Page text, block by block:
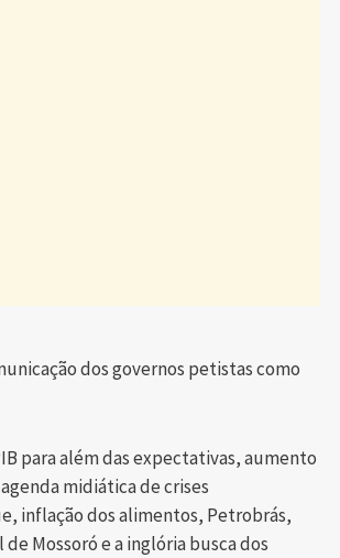
dos governos petistas como
para além das expectativas, aumento
midiática de crises
inflação dos alimentos, Petrobrás,
Mossoró e a inglória busca dos